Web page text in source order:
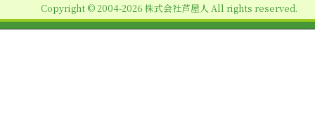
ン
Copyright © 2004-2026 株式会社芦屋人 All rights reserved.